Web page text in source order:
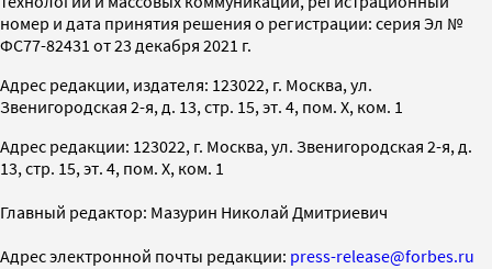
номер и дата принятия решения о регистрации: серия Эл №
ФС77-82431 от 23 декабря 2021 г.
Адрес редакции, издателя: 123022, г. Москва, ул.
Звенигородская 2-я, д. 13, стр. 15, эт. 4, пом. X, ком. 1
Адрес редакции: 123022, г. Москва, ул. Звенигородская 2-я, д.
13, стр. 15, эт. 4, пом. X, ком. 1
Главный редактор: Мазурин Николай Дмитриевич
Адрес электронной почты редакции: press-release@forbes.ru